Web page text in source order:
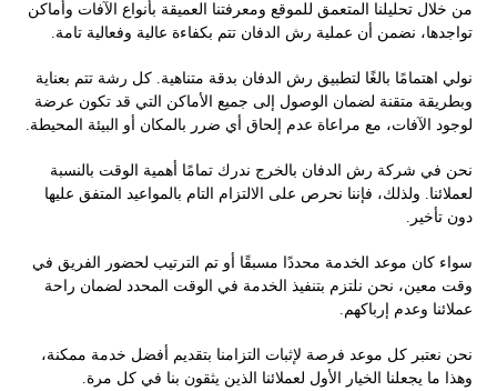
من خلال تحليلنا المتعمق للموقع ومعرفتنا العميقة بأنواع الآفات وأماكن
تواجدها، نضمن أن عملية رش الدفان تتم بكفاءة عالية وفعالية تامة.
نولي اهتمامًا بالغًا لتطبيق رش الدفان بدقة متناهية. كل رشة تتم بعناية
وبطريقة متقنة لضمان الوصول إلى جميع الأماكن التي قد تكون عرضة
لوجود الآفات، مع مراعاة عدم إلحاق أي ضرر بالمكان أو البيئة المحيطة.
نحن في شركة رش الدفان بالخرج ندرك تمامًا أهمية الوقت بالنسبة
لعملائنا. ولذلك، فإننا نحرص على الالتزام التام بالمواعيد المتفق عليها
دون تأخير.
سواء كان موعد الخدمة محددًا مسبقًا أو تم الترتيب لحضور الفريق في
وقت معين، نحن نلتزم بتنفيذ الخدمة في الوقت المحدد لضمان راحة
عملائنا وعدم إرباكهم.
نحن نعتبر كل موعد فرصة لإثبات التزامنا بتقديم أفضل خدمة ممكنة،
وهذا ما يجعلنا الخيار الأول لعملائنا الذين يثقون بنا في كل مرة.